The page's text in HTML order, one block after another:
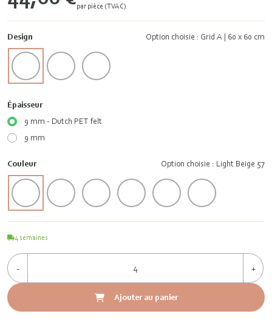
par pièce (TVAC)
Design Option choisie : Grid A | 60 x 60 cm
Épaisseur
9 mm - Dutch PET felt
9 mm
Couleur Option choisie : Light Beige 57
4 semaines
- +
Ajouter au panier